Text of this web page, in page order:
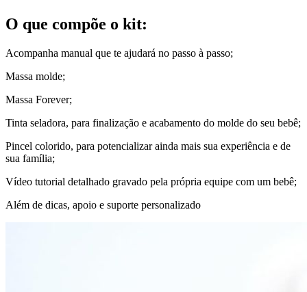
O que compõe o kit:
Acompanha manual que te ajudará no passo à passo;
Massa molde;
Massa Forever;
Tinta seladora, para finalização e acabamento do molde do seu bebê;
Pincel colorido, para potencializar ainda mais sua experiência e de
sua família;
Vídeo tutorial detalhado gravado pela própria equipe com um bebê;
Além de dicas, apoio e suporte personalizado